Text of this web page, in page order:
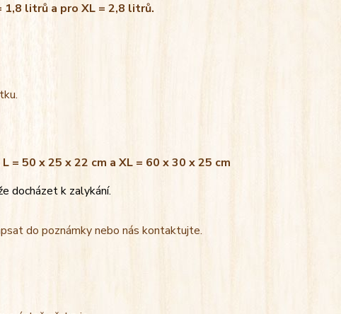
1,8 litrů a pro XL = 2,8 litrů.
= 50 x 25 x 22 cm a XL = 60 x 30 x 25 cm
docházet k zalykání.
do poznámky nebo nás kontaktujte.